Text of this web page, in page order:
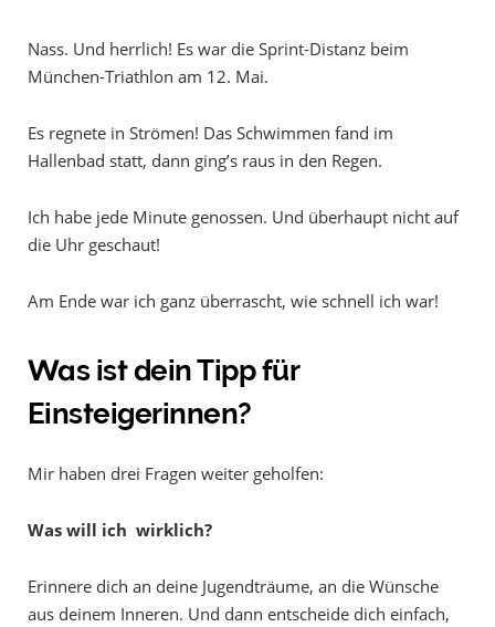
Nass. Und herrlich! Es war die Sprint-Distanz beim
München-Triathlon am 12. Mai.
Es regnete in Strömen! Das Schwimmen fand im
Hallenbad statt, dann ging’s raus in den Regen.
Ich habe jede Minute genossen. Und überhaupt nicht auf
die Uhr geschaut!
Am Ende war ich ganz überrascht, wie schnell ich war!
Was ist dein Tipp für
Einsteigerinnen?
Mir haben drei Fragen weiter geholfen:
Was will ich wirklich?
Erinnere dich an deine Jugendträume, an die Wünsche
aus deinem Inneren. Und dann entscheide dich einfach,